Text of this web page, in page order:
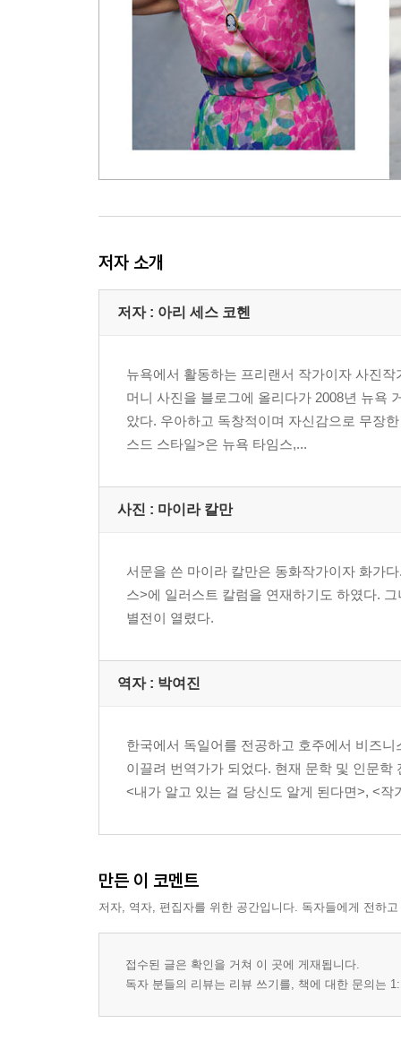
저자 소개
저자 : 아리 세스 코헨
뉴욕에서 활동하는 프리랜서 작가이자 사진
머니 사진을 블로그에 올리다가 2008년 뉴욕
았다. 우아하고 독창적이며 자신감으로 무장
스드 스타일>은 뉴욕 타임스,...
사진 : 마이라 칼만
서문을 쓴 마이라 칼만은 동화작가이자 화가
스>에 일러스트 칼럼을 연재하기도 하였다.
별전이 열렸다.
역자 : 박여진
한국에서 독일어를 전공하고 호주에서 비즈
이끌려 번역가가 되었다. 현재 문학 및 인문학
<내가 알고 있는 걸 당신도 알게 된다면>, <작
만든 이 코멘트
저자, 역자, 편집자를 위한 공간입니다. 독자들에게 전하
접수된 글은 확인을 거쳐 이 곳에 게재됩니다.
독자 분들의 리뷰는 리뷰 쓰기를, 책에 대한 문의는